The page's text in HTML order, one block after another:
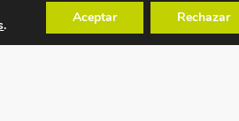
. Aceptar Rechazar